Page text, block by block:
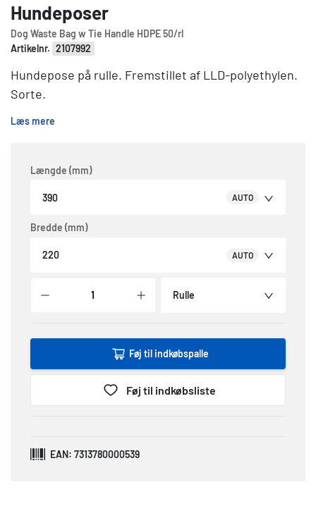
Hundeposer
Dog Waste Bag w Tie Handle HDPE 50/rl
Artikelnr. 2107992
Hundepose på rulle. Fremstillet af LLD-polyethylen.
Sorte.
Læs mere
Længde (mm)
390 AUTO
Bredde (mm)
220 AUTO
Rulle
Føj til indkøbspalle
Føj til indkøbsliste
EAN: 7313780000539